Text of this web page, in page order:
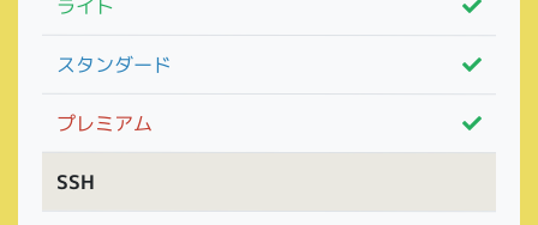
ライト
スタンダード
プレミアム
SSH